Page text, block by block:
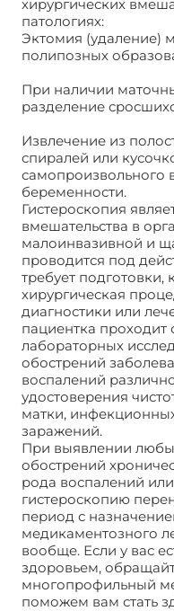
хирургических
патологиях:
Эктомия (удаление)
полипозных
При наличии
разделение
Извлечение из
спиралей или
беременности.
Гистероскопия
вмешательства в
малоинвазивной и
проводится под
требует подготовки,
хирургическая
диагностики или
пациентка
лабораторных
обострений
воспалений
удостоверения
матки,
заражений.
При выявлении
обострений
рода воспалений
гистероскопию
период с
медикаментозного
вообще. Если у вас
здоровьем,
многопрофильный
поможем вам стать